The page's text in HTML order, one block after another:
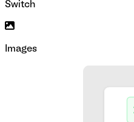
Switch
Images